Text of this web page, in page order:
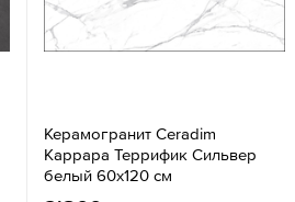
Керамогранит Ceradim
Каррара Террифик Сильвер
белый 60x120 см